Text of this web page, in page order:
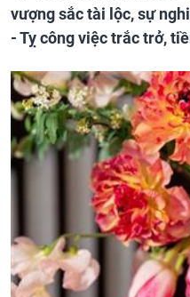
vượng sắc tài lộc, sự
- Tỵ công việc trắc trở,